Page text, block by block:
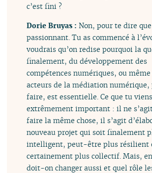
c’est fini ?
Dorie Bruyas :Non, pour te dire que
passionnant. Tu as commencé à
voudrais qu’on redise pourquoi la
finalement, du développement des
compétences numériques, ou
acteurs de la médiation numérique,
faire, est essentielle. Ce que tu
extrêmement important : il ne
faire la même chose, il s’agit
nouveau projet qui soit finalement
intelligent, peut-être plus résilient
certainement plus collectif. Mais,
doit-on changer aussi et quel rôle